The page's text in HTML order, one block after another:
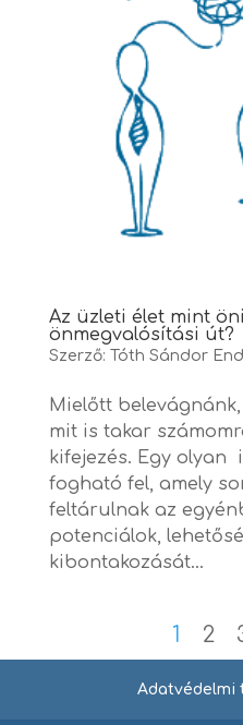
Az üzleti élet mint
önmegvalósítási út?
Szerző: Tóth Sándor
Mielőtt
mit is takar
kifejezés. Egy olyan
fogható fel, amely
feltárulnak az
potenciálok,
kibontakozását...
1 2
Adatvédelmi